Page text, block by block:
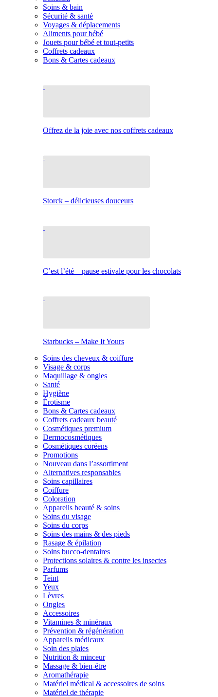
Soins & bain
Sécurité & santé
Voyages & déplacements
Aliments pour bébé
Jouets pour bébé et tout-petits
Coffrets cadeaux
Bons & Cartes cadeaux
Offrez de la joie avec nos coffrets cadeaux
Storck – délicieuses douceurs
C’est l’été – pause estivale pour les chocolats
Starbucks – Make It Yours
Soins des cheveux & coiffure
Visage & corps
Maquillage & ongles
Santé
Hygiène
Érotisme
Bons & Cartes cadeaux
Coffrets cadeaux beauté
Cosmétiques premium
Dermocosmétiques
Cosmétiques coréens
Promotions
Nouveau dans l’assortiment
Alternatives responsables
Soins capillaires
Coiffure
Coloration
Appareils beauté & soins
Soins du visage
Soins du corps
Soins des mains & des pieds
Rasage & épilation
Soins bucco-dentaires
Protections solaires & contre les insectes
Parfums
Teint
Yeux
Lèvres
Ongles
Accessoires
Vitamines & minéraux
Prévention & régénération
Appareils médicaux
Soin des plaies
Nutrition & minceur
Massage & bien-être
Aromathérapie
Matériel médical & accessoires de soins
Matériel de thérapie